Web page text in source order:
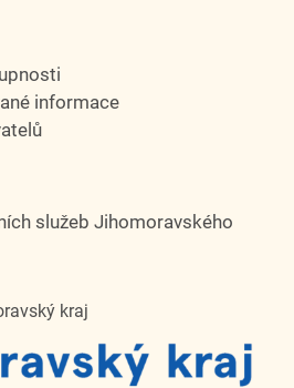
informace
služeb Jihomoravského
kraj